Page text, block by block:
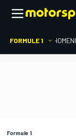
FORMULE 1 HOME
Formule 1